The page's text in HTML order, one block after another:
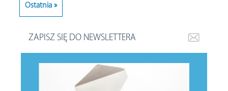
Ostatnia »
ZAPISZ SIĘ DO NEWSLETTERA